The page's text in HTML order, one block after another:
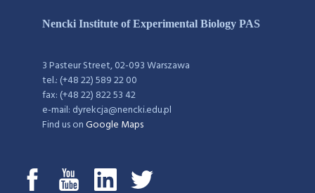
Nencki Institute of Experimental Biology PAS
3 Pasteur Street, 02-093 Warszawa
tel.: (+48 22) 589 22 00
fax: (+48 22) 822 53 42
e-mail: dyrekcja@nencki.edu.pl
Find us onGoogle Maps